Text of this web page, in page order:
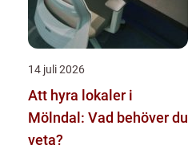
14 juli 2026
Att hyra lokaler i
Mölndal: Vad behöver du
veta?